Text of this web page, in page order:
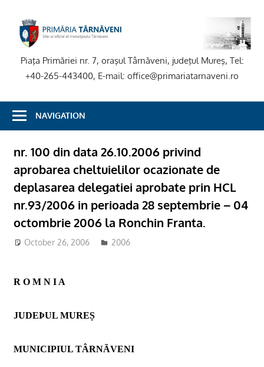
content
Piaţa Primăriei nr. 7, oraşul Târnăveni, judeţul Mureş, Tel:
+40-265-443400, E-mail: office@primariatarnaveni.ro
NAVIGATION
nr. 100 din data 26.10.2006 privind
aprobarea cheltuielilor ocazionate de
deplasarea delegatiei aprobate prin HCL
nr.93/2006 in perioada 28 septembrie – 04
octombrie 2006 la Ronchin Franta.
October 26, 2006 2006
R O M N I A
JUDEÞUL MUREȘ
MUNICIPIUL TÂRNÃVENI